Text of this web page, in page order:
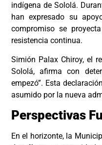
indígena de Sololá.
han expresado su
compromiso se
resistencia continua.
Simión Palax Chiroy, el
Sololá, afirma con
empezó”. Esta
asumido por la nueva
Perspectivas
En el horizonte, la